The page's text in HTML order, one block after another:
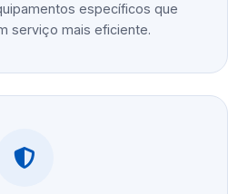
específicos que
serviço mais eficiente.